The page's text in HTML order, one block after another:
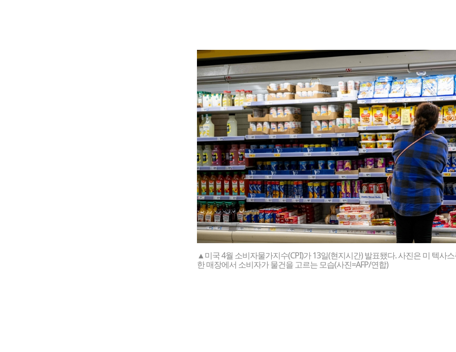
▲미국 4월 소비자물가지수(CPI)가 13일(현지시간) 발표됐다. 사진은 미 텍사
한 매장에서 소비자가 물건을 고르는 모습(사진=AFP/연합)